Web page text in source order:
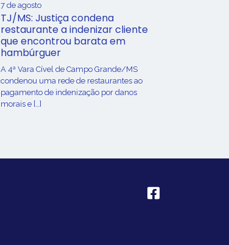
7 de agosto
TJ/MS: Justiça condena
restaurante a indenizar cliente
que encontrou barata em
hambúrguer
A 4ª Vara Cível de Campo Grande/MS
condenou uma rede de restaurantes ao
pagamento de indenização por danos
morais e […]